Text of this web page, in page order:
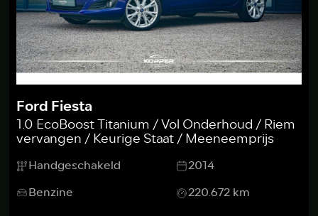
Ford Fiesta
1.0 EcoBoost Titanium / Vol Onderhoud / Riem
vervangen / Keurige Staat / Meeneemprijs
Handgeschakeld
2014
Benzine
220.672 km